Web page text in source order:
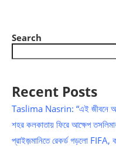
Search
Recent Posts
Taslima Nasrin: “এই জীবনে আর
শহর কলকাতায় ফিরে আক্ষেপ
প্রাইজ়মানিতে রেকর্ড গড়লো FIFA,